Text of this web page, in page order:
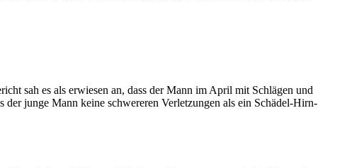
sah es als erwiesen an, dass der Mann im April mit Schlägen und
junge Mann keine schwereren Verletzungen als ein Schädel-Hirn-